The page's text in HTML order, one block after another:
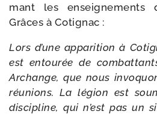
mant les ensei­gne­ments
Grâces à Cotignac :
Lors d’une appa­ri­tion à
est entou­rée de
Archange, que nous
réunions. La légion est
dis­ci­pline, qui n’est pas un